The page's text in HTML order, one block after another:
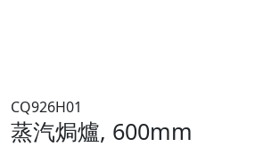
CQ926H01
蒸汽焗爐, 600mm